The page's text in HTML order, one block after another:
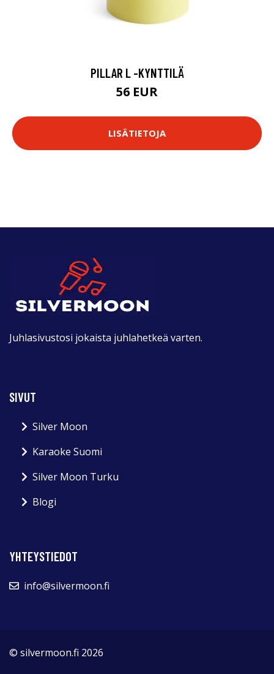
PILLAR L -KYNTTILÄ
56 EUR
LISÄTIETOJA
Juhlasivustosi jokaista juhlahetkeä varten.
SIVUT
Silver Moon
Karaoke Suomi
Silver Moon Turku
Blogi
YHTEYSTIEDOT
info@silvermoon.fi
© silvermoon.fi 2026